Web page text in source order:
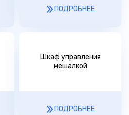
ПОДРОБНЕЕ
Шкаф управления
мешалкой
ПОДРОБНЕЕ